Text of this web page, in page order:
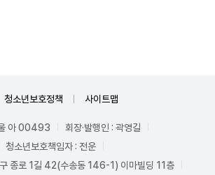
청소년보호정책 사이트맵
아 00493
회장·발행인 : 곽영길
청소년보호책임자 : 전운
종로 1길 42(수송동 146-1) 이마빌딩 11층